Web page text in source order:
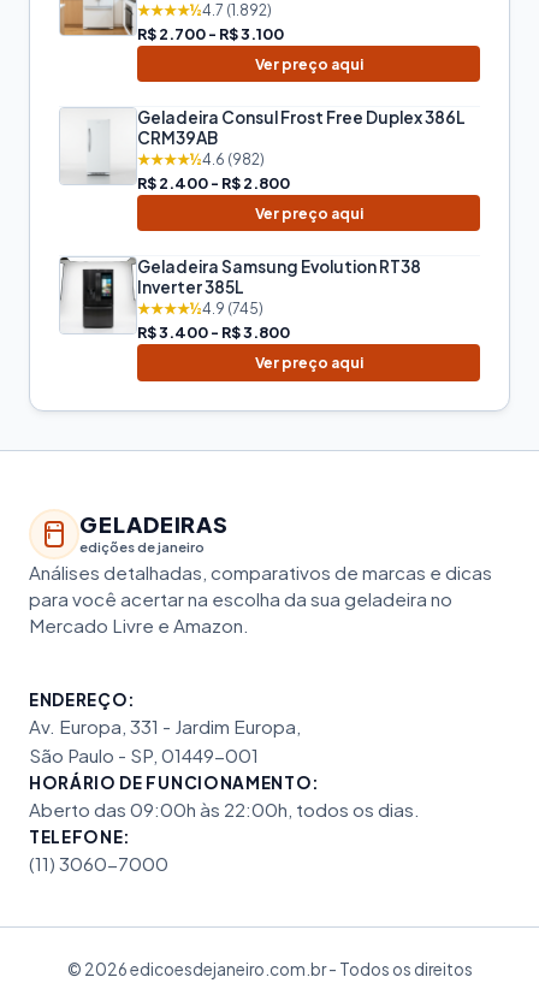
★★★★½4.7 (1.892)
R$ 2.700 - R$ 3.100
Ver preço aqui
Geladeira Consul Frost Free Duplex 386L
CRM39AB
★★★★½4.6 (982)
R$ 2.400 - R$ 2.800
Ver preço aqui
Geladeira Samsung Evolution RT38
Inverter 385L
★★★★½4.9 (745)
R$ 3.400 - R$ 3.800
Ver preço aqui
GELADEIRAS
edições de janeiro
Análises detalhadas, comparativos de marcas e dicas
para você acertar na escolha da sua geladeira no
Mercado Livre e Amazon.
ENDEREÇO:
Av. Europa, 331 - Jardim Europa,
São Paulo - SP, 01449-001
HORÁRIO DE FUNCIONAMENTO:
Aberto das 09:00h às 22:00h, todos os dias.
TELEFONE:
(11) 3060-7000
© 2026 edicoesdejaneiro.com.br - Todos os direitos